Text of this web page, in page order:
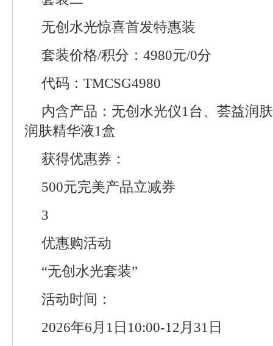
无创水光惊喜首发特惠装
套装价格/积分：4980元/0分
代码：TMCSG4980
内含产品：无创水光仪1台、荟益润
润肤精华液1盒
获得优惠券：
500元完美产品立减券
3
优惠购活动
“无创水光套装”
活动时间：
2026年6月1日10:00-12月31日